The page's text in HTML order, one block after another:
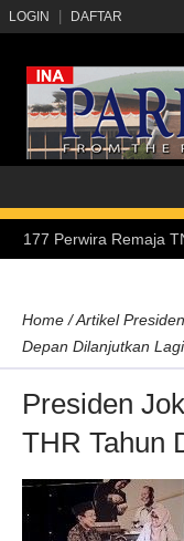
LOGIN DAFTAR
Perwira Remaja TNI-
Home /Artikel
Depan Dilanjutkan Lagi
Presiden
THR Tahun